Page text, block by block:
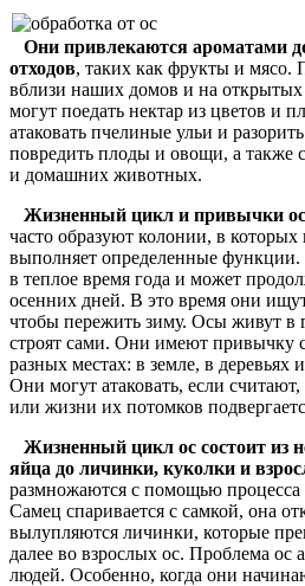
Они привлекаются ароматами
отходов, таких как фрукты и мясо.
вблизи наших домов и на
могут поедать нектар из цветов и
атаковать пчелиные ульи и
повредить плоды и овощи, а также
и домашних животных.
Жизненный цикл и привычки ос
часто образуют колонии, в которых
выполняет определенные функции.
в теплое время года и может
осенних дней. В это время они
чтобы пережить зиму. Осы живут в
строят сами. Они имеют привычку
разных местах: в земле, в деревьях
Они могут атаковать, если
или жизни их потомков
Жизненный цикл ос состоит из
яйца до личинки, куколки и
размножаются с помощью процесса
Самец спаривается с самкой, она
вылупляются личинки, которые
далее во взрослых ос. Проблема ос
людей. Особенно, когда они